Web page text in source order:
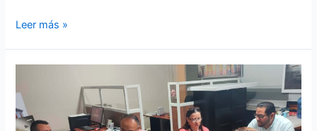
Leer más »